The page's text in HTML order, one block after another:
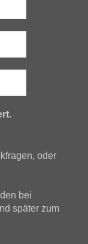
oder
bei
später zum